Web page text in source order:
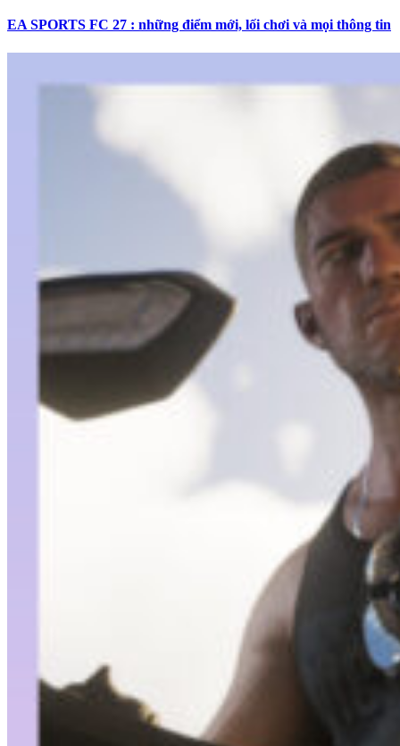
EA SPORTS FC 27 : những điểm mới, lối chơi và mọi thông tin